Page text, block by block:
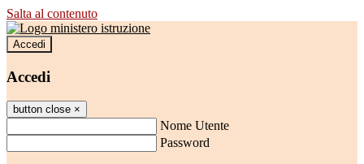
Salta al contenuto
Accedi
Accedi
button close ×
Nome Utente
Password